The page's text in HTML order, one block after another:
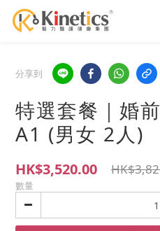
分享到
特選套餐｜婚
A1 (男女 2人)
HK$3,520.00
數量